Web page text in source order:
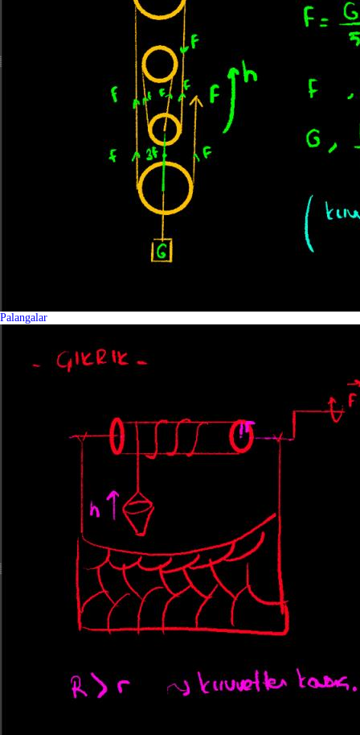
Palangalar